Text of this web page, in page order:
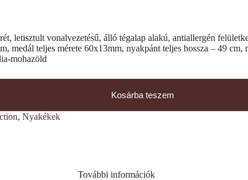
letisztult vonalvezetésű, álló tégalap alakú, antiallergén
medál teljes mérete 60x13mm, nyakpánt teljes hossza – 49 cm,
mohazöld
Kosárba teszem
, Nyakékek
További információk